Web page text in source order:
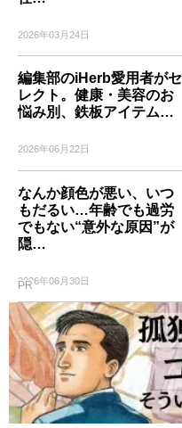
2026年03月24日
編集部のiHerb愛用者がセ
レクト。健康・美容のお
悩み別、鉄板アイテム…
2026年06月22日
なんか顔色が悪い、いつ
もだるい…年齢でも過労
でもない“意外な原因”が
隠…
2026年06月30日
PR